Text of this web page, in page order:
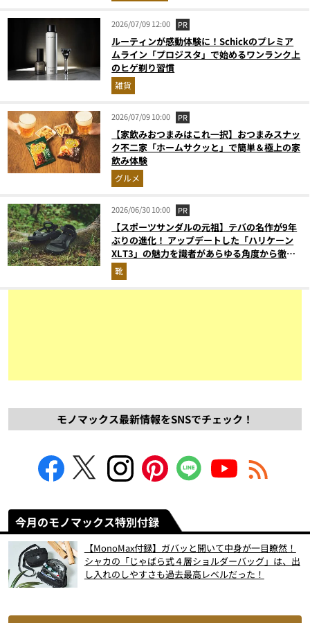
2026/07/09 12:00 PR
ルーティンが感動体験に！Schickのプレミア
ムライン「プロジスタ」で始めるワンランク上
のヒゲ剃り習慣
雑貨
2026/07/09 10:00 PR
【家飲みおつまみはこれ一択】おつまみスナッ
ク不二家「ホームサクッと」で簡単＆極上の家
飲み体験
グルメ
2026/06/30 10:00 PR
【スポーツサンダルの元祖】テバの名作が9年
ぶりの進化！ アップデートした「ハリケーン
XLT3」の魅力を識者があらゆる角度から徹底
解説！
靴
モノマックス最新情報をSNSでチェック！
今月のモノマックス特別付録
【MonoMax付録】ガバッと開いて中身が一目瞭然！
シャカの「じゃばら式４層ショルダーバッグ」は、出
し入れのしやすさも過去最高レベルだった！